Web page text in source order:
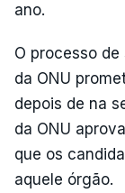
ano.
O processo
da ONU
depois de na
da ONU
que os
aquele órgão.